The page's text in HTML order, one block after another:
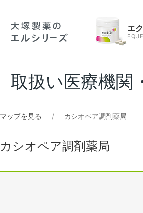
エ
取扱い医療機関
マップを見る カシオペア調剤薬局
カシオペア調剤薬局